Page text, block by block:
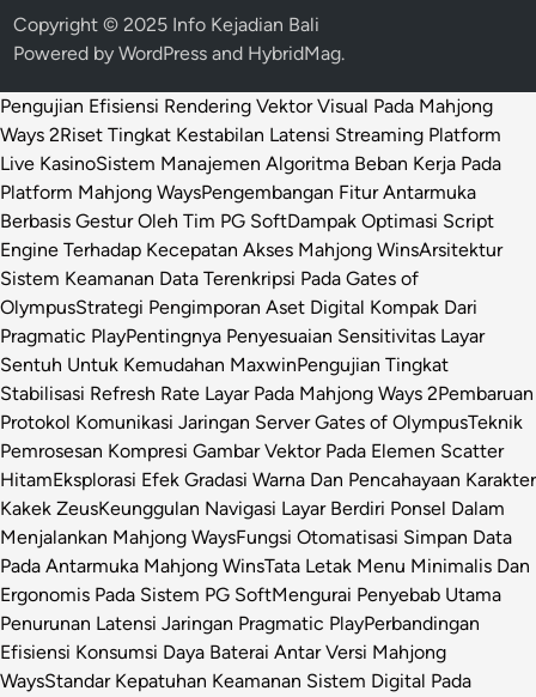
Copyright © 2025 Info Kejadian Bali
Powered byWordPress and HybridMag.
Pengujian Efisiensi Rendering Vektor Visual Pada Mahjong
Ways 2Riset Tingkat Kestabilan Latensi Streaming Platform
Live KasinoSistem Manajemen Algoritma Beban Kerja Pada
Platform Mahjong WaysPengembangan Fitur Antarmuka
Berbasis Gestur Oleh Tim PG SoftDampak Optimasi Script
Engine Terhadap Kecepatan Akses Mahjong WinsArsitektur
Sistem Keamanan Data Terenkripsi Pada Gates of
OlympusStrategi Pengimporan Aset Digital Kompak Dari
Pragmatic PlayPentingnya Penyesuaian Sensitivitas Layar
Sentuh Untuk Kemudahan MaxwinPengujian Tingkat
Stabilisasi Refresh Rate Layar Pada Mahjong Ways 2Pembaruan
Protokol Komunikasi Jaringan Server Gates of OlympusTeknik
Pemrosesan Kompresi Gambar Vektor Pada Elemen Scatter
HitamEksplorasi Efek Gradasi Warna Dan Pencahayaan Karakter
Kakek ZeusKeunggulan Navigasi Layar Berdiri Ponsel Dalam
Menjalankan Mahjong WaysFungsi Otomatisasi Simpan Data
Pada Antarmuka Mahjong WinsTata Letak Menu Minimalis Dan
Ergonomis Pada Sistem PG SoftMengurai Penyebab Utama
Penurunan Latensi Jaringan Pragmatic PlayPerbandingan
Efisiensi Konsumsi Daya Baterai Antar Versi Mahjong
WaysStandar Kepatuhan Keamanan Sistem Digital Pada